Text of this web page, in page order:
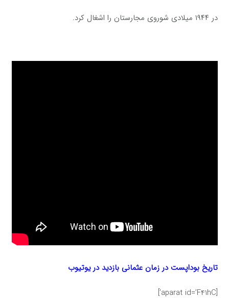
در ۱۹۴۴ میلادی شوروی مجارستان را اشغال کرد.
تاریخ بوداپست در زمان عثمانی بازدید در یوتیوب
[aparat id=’F41hC’]